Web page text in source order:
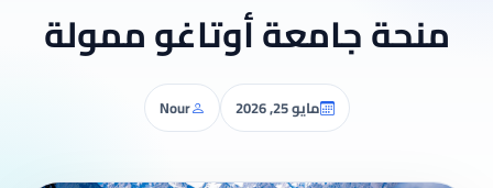
منحة جامعة أوتاغو ممولة
مايو 25, 2026 Nour